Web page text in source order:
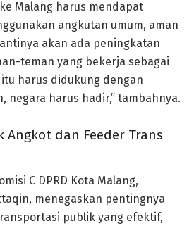
Malang harus mendapat
angkutan umum, aman
akan ada peningkatan
teman yang bekerja sebagai
harus didukung dengan
negara harus hadir,” tambahnya.
Angkot dan Feeder Trans
C DPRD Kota Malang,
menegaskan pentingnya
publik yang efektif,